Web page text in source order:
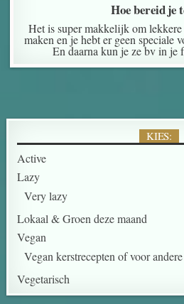
Hoe bereid je
Het is super makkelijk om
maken en je hebt er geen speciale
En daarna kun je ze bv in je
KIES:
Active
Lazy
Very lazy
Lokaal & Groen deze maand
Vegan
Vegan kerstrecepten of voor
Vegetarisch